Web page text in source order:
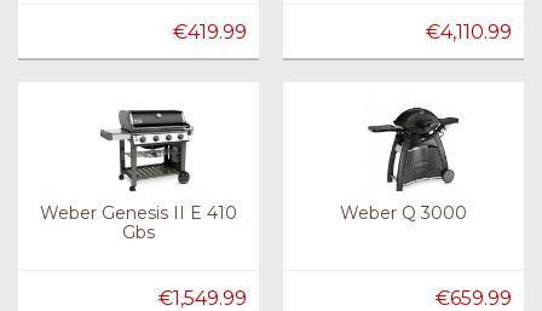
€419.99 €4,110.99
Weber Genesis II E 410
Gbs
€1,549.99
Weber Q 3000
€659.99